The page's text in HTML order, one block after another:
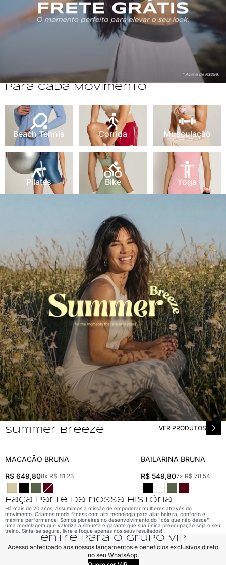
Para Cada Movimento
Beach Tennis
Beach Tennis
Corrida
Corrida
Musculação
Musculação
Pilates
Pilates
Bike
Bike Yoga
summer breeze VER PRODUTOS
MACACÃO BRUNA
R$ 649,808x R$ 81,23
BAILARINA BRUNA
R$ 549,807x R$ 78,54
faça parte da nossa história
Há mais de 20 anos, assumimos a missão de empoderar mulheres através do
movimento. Criamos moda fitness com alta tecnologia para aliar beleza, conforto e
máxima performance. Somos pioneiras no desenvolvimento do "cós que não desce":
uma modelagem que valoriza a silhueta e garante que sua única preocupação seja o seu
treino. Sinta-se segura, livre e foque apenas nos seus resultados!
entre para o grupo VIP
Acesso antecipado aos nossos lançamentos e benefícios exclusivos direto
no seu WhatsApp.